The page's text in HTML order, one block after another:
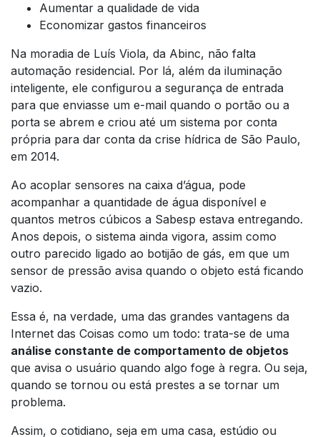
Aumentar a qualidade de vida
Economizar gastos financeiros
Na moradia de Luís Viola, da Abinc, não falta
automação residencial. Por lá, além da iluminação
inteligente, ele configurou a segurança de entrada
para que enviasse um e-mail quando o portão ou a
porta se abrem e criou até um sistema por conta
própria para dar conta da crise hídrica de São Paulo,
em 2014.
Ao acoplar sensores na caixa d’água, pode
acompanhar a quantidade de água disponível e
quantos metros cúbicos a Sabesp estava entregando.
Anos depois, o sistema ainda vigora, assim como
outro parecido ligado ao botijão de gás, em que um
sensor de pressão avisa quando o objeto está ficando
vazio.
Essa é, na verdade, uma das grandes vantagens da
Internet das Coisas como um todo: trata-se de uma
análise constante de comportamento de objetos
que avisa o usuário quando algo foge à regra. Ou seja,
quando se tornou ou está prestes a se tornar um
problema.
Assim, o cotidiano, seja em uma casa, estúdio ou